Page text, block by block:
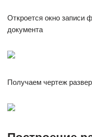
Откроется окно записи
документа
Получаем чертеж